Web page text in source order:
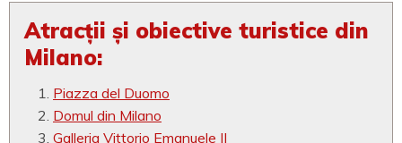
Atracții și obiective turistice din
Milano:
Piazza del Duomo
Domul din Milano
Galleria Vittorio Emanuele II